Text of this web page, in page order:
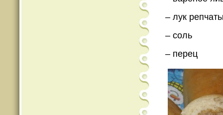
– лук
– соль
– перец